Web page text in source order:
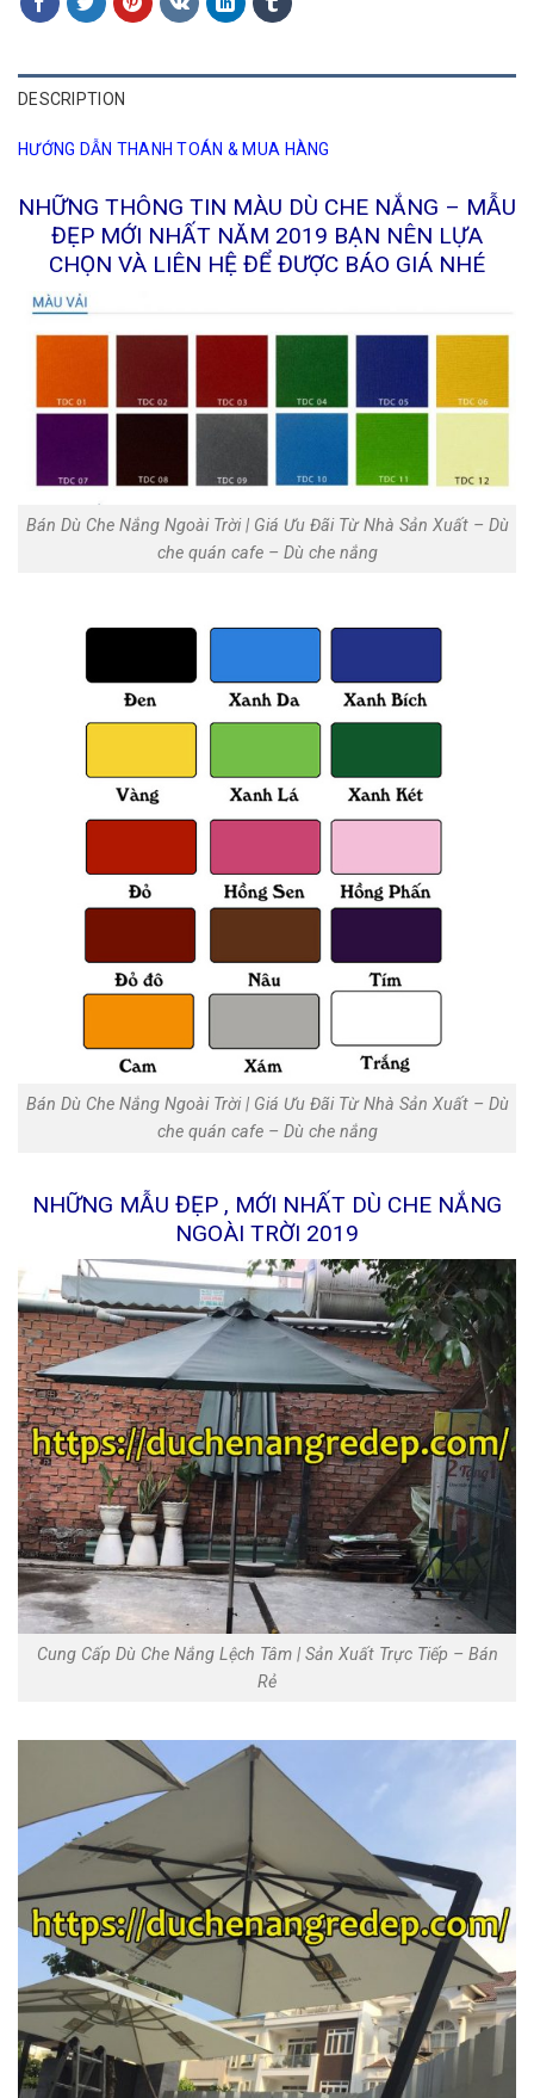
DESCRIPTION
HƯỚNG DẪN THANH TOÁN & MUA HÀNG
NHỮNG THÔNG TIN MÀU DÙ CHE NẮNG – MẪU
ĐẸP MỚI NHẤT NĂM 2019 BẠN NÊN LỰA
CHỌN VÀ LIÊN HỆ ĐỂ ĐƯỢC BÁO GIÁ NHÉ
Bán Dù Che Nắng Ngoài Trời | Giá Ưu Đãi Từ Nhà Sản Xuất‎ – Dù
che quán cafe – Dù che nắng
Bán Dù Che Nắng Ngoài Trời | Giá Ưu Đãi Từ Nhà Sản Xuất‎ – Dù
che quán cafe – Dù che nắng
NHỮNG MẪU ĐẸP , MỚI NHẤT DÙ CHE NẮNG
NGOÀI TRỜI 2019
Cung Cấp Dù Che Nắng Lệch Tâm | Sản Xuất Trực Tiếp – Bán
Rẻ‎